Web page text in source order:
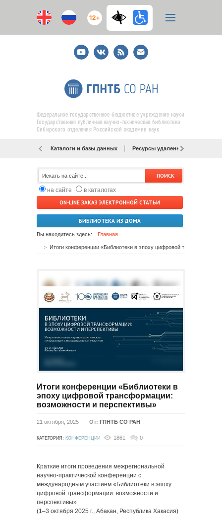
12+
YoutubeВКонтакте
RSS
E-
mail
подписка
Федеральное государственное бюджетное учреждение науки
Государственная публичная научно-техническая библиотека
Сибирского отделения Российской академии наук
Каталоги и базы данных Ресурсы удаленного доступа
на сайте
в каталогах
ON-LINE ЗАКАЗ ЭЛЕКТРОННОЙ СТАТЬИ
БИБЛИОТЕКА ИЗ ДОМА
Вы находитесь здесь: Главная
Итоги конференции «Библиотеки в
эпоху цифровой трансформации:
возможности и перспективы»
21 октября, 2025 От: ГПНТБ СО РАН
КАТЕГОРИЯ: КОНФЕРЕНЦИИ 1861 0
Краткие итоги проведения межрегиональной
научно-практической конференции с
международным участием «Библиотеки в эпоху
цифровой трансформации: возможности и
перспективы»
(1–3 октября 2025 г., Абакан, Республика Хакасия)